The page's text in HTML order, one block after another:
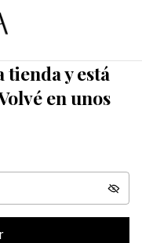
tienda y está
en unos